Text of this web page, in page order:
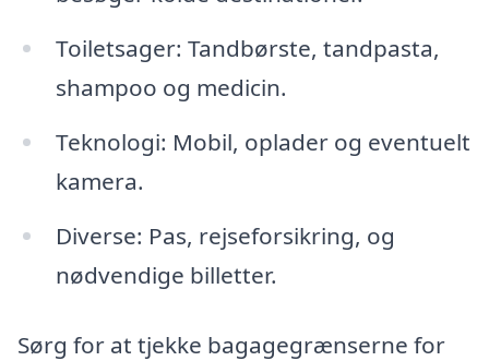
Toiletsager: Tandbørste, tandpasta,
shampoo og medicin.
Teknologi: Mobil, oplader og eventuelt
kamera.
Diverse: Pas, rejseforsikring, og
nødvendige billetter.
Sørg for at tjekke bagagegrænserne for